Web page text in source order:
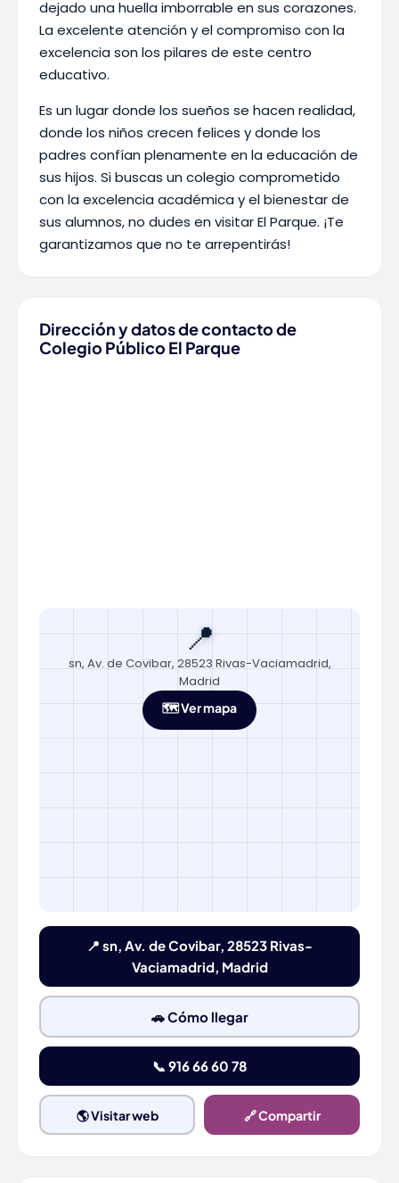
dejado una huella imborrable en sus corazones.
La excelente atención y el compromiso con la
excelencia son los pilares de este centro
educativo.
Es un lugar donde los sueños se hacen realidad,
donde los niños crecen felices y donde los
padres confían plenamente en la educación de
sus hijos. Si buscas un colegio comprometido
con la excelencia académica y el bienestar de
sus alumnos, no dudes en visitar El Parque. ¡Te
garantizamos que no te arrepentirás!
Dirección y datos de contacto de
Colegio Público El Parque
📍
sn, Av. de Covibar, 28523 Rivas-Vaciamadrid,
Madrid
🗺️ Ver mapa
📍 sn, Av. de Covibar, 28523 Rivas-
Vaciamadrid, Madrid
🚗 Cómo llegar
📞 916 66 60 78
🌎 Visitar web 🔗 Compartir